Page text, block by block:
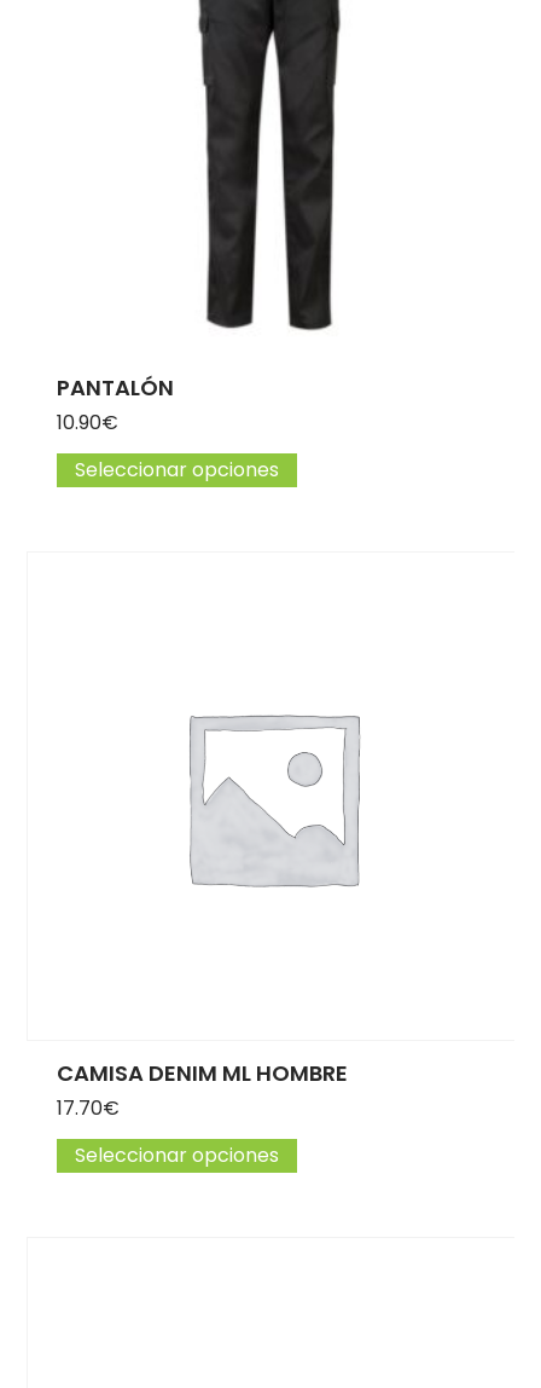
PANTALÓN
10.90€
Seleccionar opciones
CAMISA DENIM ML HOMBRE
17.70€
Seleccionar opciones